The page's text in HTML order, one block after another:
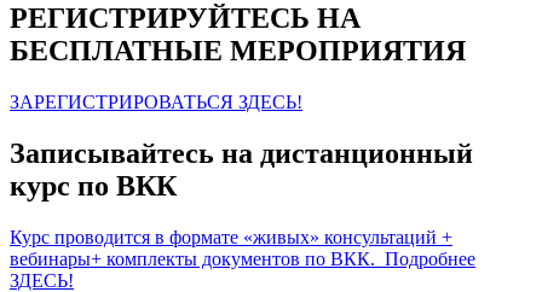
РЕГИСТРИРУЙТЕСЬ НА
БЕСПЛАТНЫЕ МЕРОПРИЯТИЯ
ЗАРЕГИСТРИРОВАТЬСЯ ЗДЕСЬ!
Записывайтесь на дистанционный
курс по ВКК
Курс проводится в формате «живых» консультаций +
вебинары+ комплекты документов по ВКК. Подробнее
ЗДЕСЬ!